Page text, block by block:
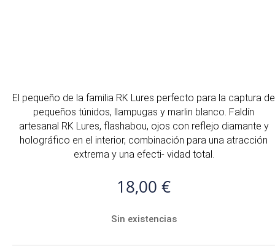
El pequeño de la familia RK Lures perfecto para la captura de
pequeños túnidos, llampugas y marlin blanco. Faldín
artesanal RK Lures, flashabou, ojos con reflejo diamante y
holográfico en el interior, combinación para una atracción
extrema y una efecti- vidad total.
18,00 €
Sin existencias